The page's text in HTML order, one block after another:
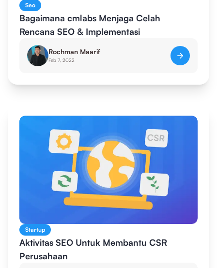
Seo
Bagaimana cmlabs Menjaga Celah
Rencana SEO & Implementasi
Rochman Maarif
Feb 7, 2022
Startup
Aktivitas SEO Untuk Membantu CSR
Perusahaan